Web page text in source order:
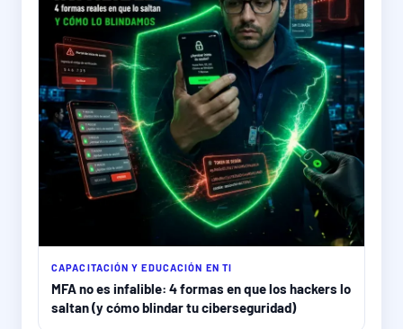
CAPACITACIÓN Y EDUCACIÓN EN TI
MFA no es infalible: 4 formas en que los hackers lo
saltan (y cómo blindar tu ciberseguridad)